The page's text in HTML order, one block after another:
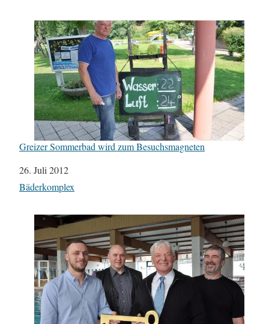
Greizer Sommerbad wird zum Besuchsmagneten
Datum
26. Juli 2012
In Bezug auf
Bäderkomplex